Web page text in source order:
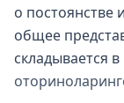
о постоянстве
общее
складывается в